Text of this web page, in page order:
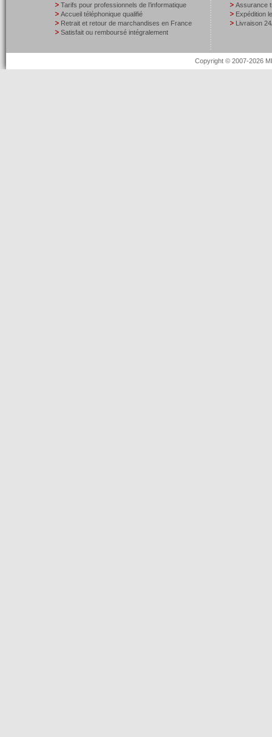
Tarifs pour professionnels de l’informatique
Accueil téléphonique qualifié
Retrait et retour de marchandises en France
Satisfait ou remboursé intégralement
Assurance
Expédition
Livraison
Copyright © 2007-2026